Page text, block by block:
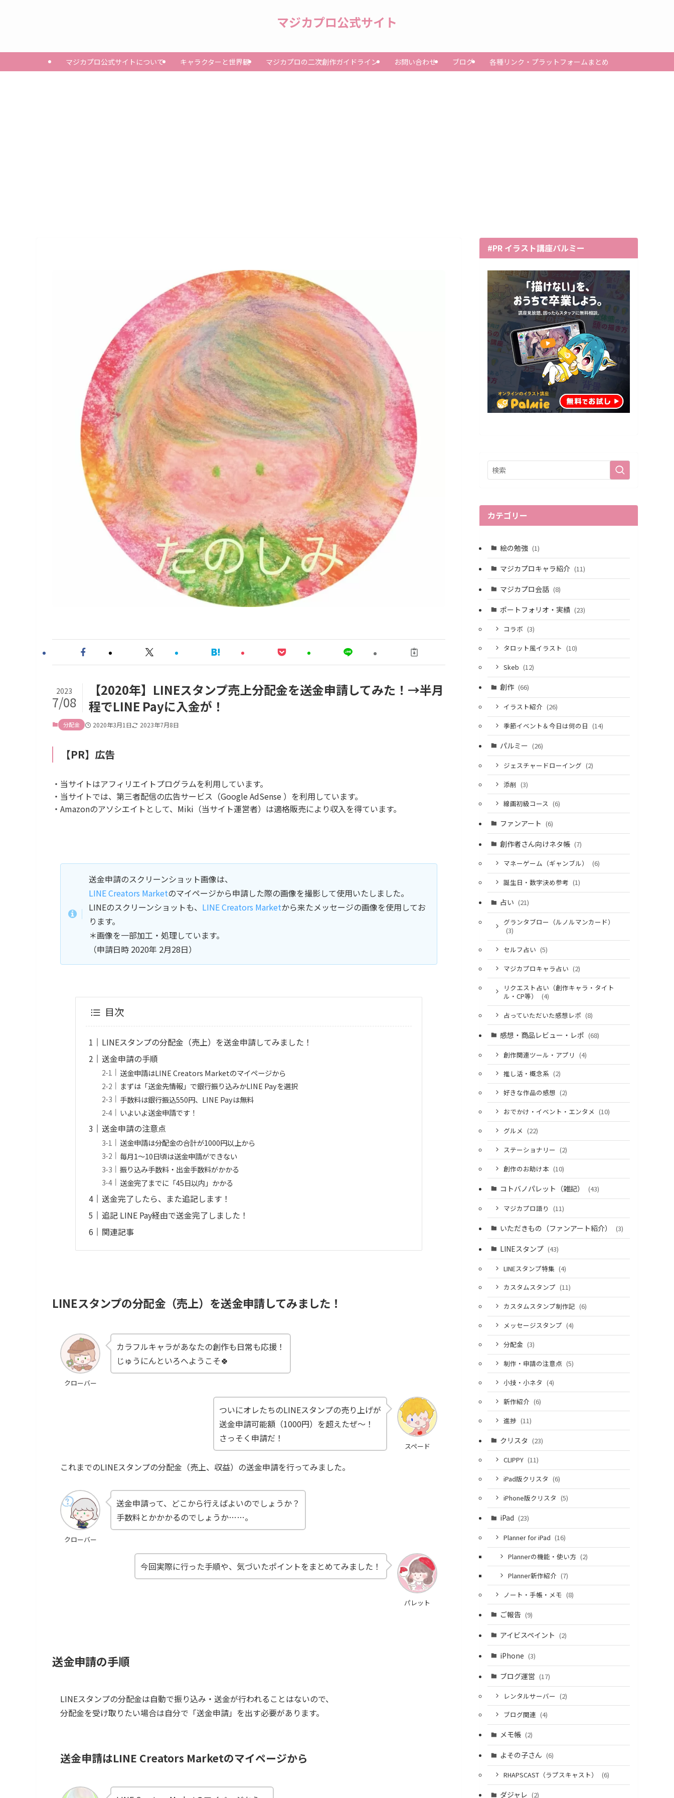
マジカプロ公式サイト
マジカプロ公式サイトについて キャラクターと世界観 マジカプロの二次創作ガイドライン お問い合わせ ブログ 各種リンク・プラットフォームまとめ
【2020年】LINEスタンプ売上分配金を送金申請してみた！→半月
程でLINE Payに入金が！
2023
7/08
分配金 2020年3月1日 2023年7月8日
【PR】広告
・当サイトはアフィリエイトプログラムを利用しています。
・当サイトでは、第三者配信の広告サービス（Google AdSense ）を利用しています。
・Amazonのアソシエイトとして、Miki（当サイト運営者）は適格販売により収入を得ています。
送金申請のスクリーンショット画像は、
LINE Creators Marketのマイページから申請した際の画像を撮影して使用いたしました。
LINEのスクリーンショットも、 LINE Creators Marketから来たメッセージの画像を使用してお
ります。
＊画像を一部加工・処理しています。
（申請日時 2020年 2月28日）
目次
LINEスタンプの分配金（売上）を送金申請してみました！
送金申請の手順
送金申請はLINE Creators Marketのマイページから
まずは「送金先情報」で銀行振り込みかLINE Payを選択
手数料は銀行振込550円、LINE Payは無料
いよいよ送金申請です！
送金申請の注意点
送金申請は分配金の合計が1000円以上から
毎月1〜10日頃は送金申請ができない
振り込み手数料・出金手数料がかかる
送金完了までに「45日以内」かかる
送金完了したら、また追記します！
追記 LINE Pay経由で送金完了しました！
関連記事
LINEスタンプの分配金（売上）を送金申請してみました！
クローバー
カラフルキャラがあなたの創作も日常も応援！
じゅうにんといろへようこそ🍀
スペード
ついにオレたちのLINEスタンプの売り上げが
送金申請可能額（1000円）を超えたぜ〜！
さっそく申請だ！
これまでのLINEスタンプの分配金（売上、収益）の送金申請を行ってみました。
クローバー
送金申請って、どこから行えばよいのでしょうか？
手数料とかかかるのでしょうか……。
パレット
今回実際に行った手順や、気づいたポイントをまとめてみました！
送金申請の手順
LINEスタンプの分配金は自動で振り込み・送金が行われることはないので、
分配金を受け取りたい場合は自分で「送金申請」を出す必要があります。
送金申請はLINE Creators Marketのマイページから
#PR イラスト講座パルミー
カテゴリー
絵の勉強 (1)
マジカプロキャラ紹介 (11)
マジカプロ会話 (8)
ポートフォリオ・実績 (23)
コラボ (3)
タロット風イラスト (10)
Skeb (12)
創作 (66)
イラスト紹介 (26)
季節イベント＆今日は何の日 (14)
パルミー (26)
ジェスチャードローイング (2)
添削 (3)
線画初級コース (6)
ファンアート (6)
創作者さん向けネタ帳 (7)
マネーゲーム（ギャンブル）
(6)
誕生日・数字決め参考 (1)
占い (21)
グランタブロー（ルノルマンカード）
(3)
セルフ占い (5)
マジカプロキャラ占い (2)
リクエスト占い（創作キャラ・タイト
ル・CP等）
(4)
占っていただいた感想レポ (8)
感想・商品レビュー・レポ (68)
創作関連ツール・アプリ (4)
推し活・概念系 (2)
好きな作品の感想 (2)
おでかけ・イベント・エンタメ (10)
グルメ (22)
ステーショナリー (2)
創作のお助け本 (10)
コトバノパレット（雑記） (43)
マジカプロ語り (11)
いただきもの（ファンアート紹介） (3)
LINEスタンプ (43)
LINEスタンプ特集 (4)
カスタムスタンプ (11)
カスタムスタンプ制作記 (6)
メッセージスタンプ (4)
分配金 (3)
制作・申請の注意点 (5)
小技・小ネタ (4)
新作紹介 (6)
進捗 (11)
クリスタ (23)
CLIPPY (11)
iPad版クリスタ (6)
iPhone版クリスタ (5)
iPad (23)
Planner for iPad (16)
Plannerの機能・使い方 (2)
Planner新作紹介 (7)
ノート・手帳・メモ (8)
ご報告 (9)
アイビスペイント (2)
iPhone (3)
ブログ運営 (17)
レンタルサーバー (2)
ブログ関連 (4)
メモ帳 (2)
よその子さん (6)
RHAPSCAST（ラプスキャスト） (6)
ダジャレ (2)